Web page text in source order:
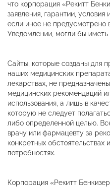
что корпорация «Рекитт
заявления, гарантии,
если иное не
Уведомлении, могли бы
Сайты, которые созданы для
наших медицинских
лекарствах, не
медицинских рекомендаций
использования, а лишь в
которую не следует
либо определенной целью.
врачу или фармацевту за
конкретных обстоятельствах
потребностях.
Корпорация «Рекитт